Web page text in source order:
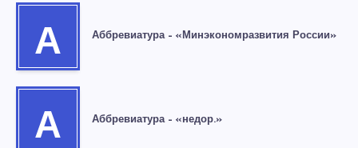
А Аббревиатура – «Минэкономразвития России»
А Аббревиатура – «недор.»